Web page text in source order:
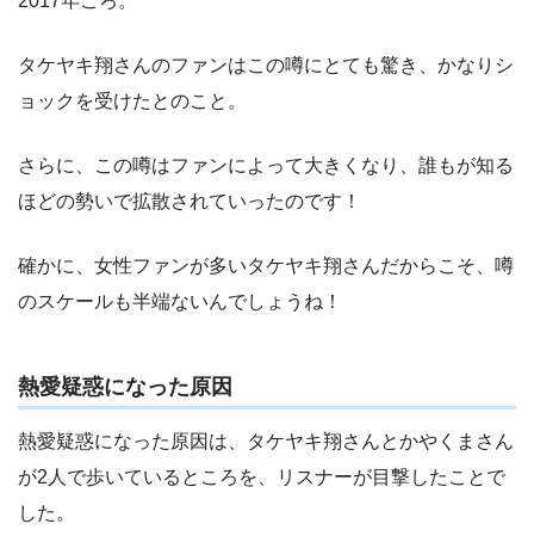
タケヤキ翔さんのファンはこの噂にとても驚き、かなりシ
ョックを受けたとのこと。
さらに、この噂はファンによって大きくなり、誰もが知る
ほどの勢いで拡散されていったのです！
確かに、女性ファンが多いタケヤキ翔さんだからこそ、噂
のスケールも半端ないんでしょうね！
熱愛疑惑になった原因
熱愛疑惑になった原因は、タケヤキ翔さんとかやくまさん
が2人で歩いているところを、リスナーが目撃したことで
した。